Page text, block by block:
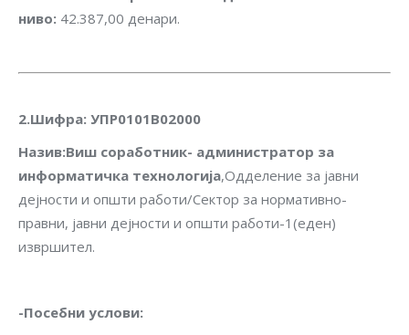
ниво: 42.387,00 денари.
2.Шифра: УПР0101В02000
Назив:Виш соработник- администратор за
информатичка технологија,Одделение за јавни
дејности и општи работи/Сектор за нормативно-
правни, јавни дејности и општи работи-1(еден)
извршител.
-Посебни услови: